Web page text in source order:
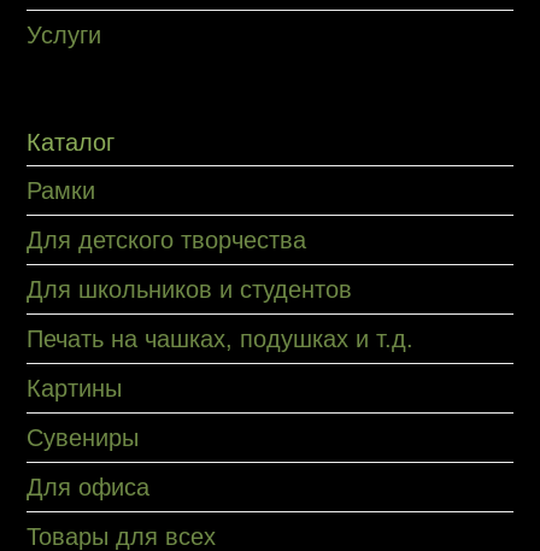
Услуги
Каталог
Рамки
Для детского творчества
Для школьников и студентов
Печать на чашках, подушках и т.д.
Картины
Сувениры
Для офиса
Товары для всех